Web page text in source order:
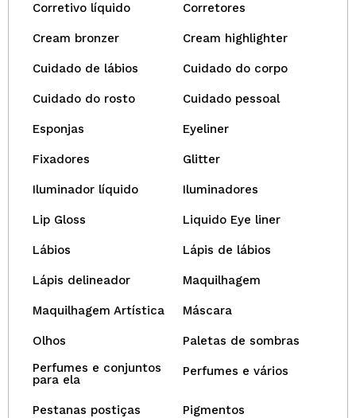
Corretivo líquido Corretores
Cream bronzer Cream highlighter
Cuidado de lábios Cuidado do corpo
Cuidado do rosto Cuidado pessoal
Esponjas Eyeliner
Fixadores Glitter
Iluminador líquido Iluminadores
Lip Gloss Liquido Eye liner
Lábios Lápis de lábios
Lápis delineador Maquilhagem
Maquilhagem Artística Máscara
Olhos
Paletas de sombras
Perfumes e conjuntos
para ela
Perfumes e vários
Pestanas postiças Pigmentos